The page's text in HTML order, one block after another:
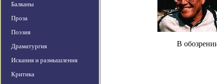
Балканы
Проза
Поэзия
Драматургия
Искания и размышления
Критика
В